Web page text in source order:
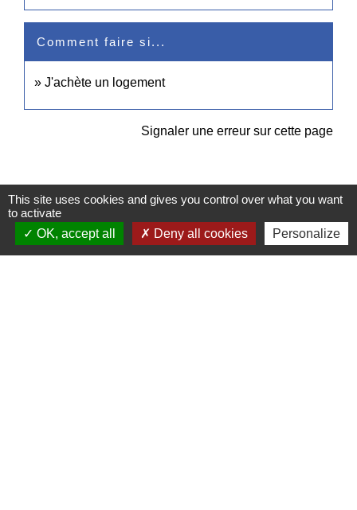
Comment faire si...
J'achète un logement
Signaler une erreur sur cette page
Contacts
Commune de Pullay
This site uses cookies and gives you control over what you want
to activate
OK, accept all
Deny all cookies Personalize